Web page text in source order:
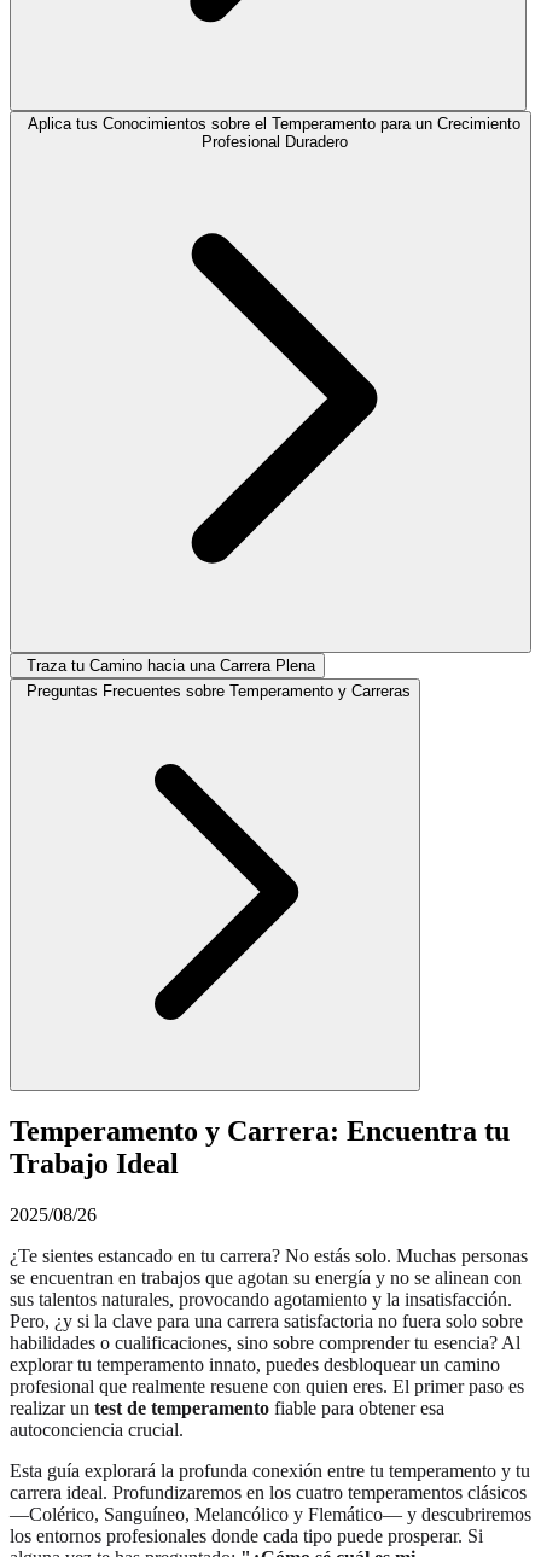
Aplica tus Conocimientos sobre el Temperamento para un Crecimiento
Profesional Duradero
Traza tu Camino hacia una Carrera Plena
Preguntas Frecuentes sobre Temperamento y Carreras
Temperamento y Carrera: Encuentra tu
Trabajo Ideal
2025/08/26
¿Te sientes estancado en tu carrera? No estás solo. Muchas personas
se encuentran en trabajos que agotan su energía y no se alinean con
sus talentos naturales, provocando agotamiento y la insatisfacción.
Pero, ¿y si la clave para una carrera satisfactoria no fuera solo sobre
habilidades o cualificaciones, sino sobre comprender tu esencia? Al
explorar tu temperamento innato, puedes desbloquear un camino
profesional que realmente resuene con quien eres. El primer paso es
realizar un test de temperamento fiable para obtener esa
autoconciencia crucial.
Esta guía explorará la profunda conexión entre tu temperamento y tu
carrera ideal. Profundizaremos en los cuatro temperamentos clásicos
—Colérico, Sanguíneo, Melancólico y Flemático— y descubriremos
los entornos profesionales donde cada tipo puede prosperar. Si